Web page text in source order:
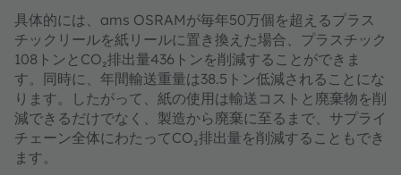
具体的には、ams OSRAMが毎年50万個を超えるプラス
チックリールを紙リールに置き換えた場合、プラスチック
108トンとCO₂排出量436トンを削減することができま
す。同時に、年間輸送重量は38.5トン低減されることにな
ります。したがって、紙の使用は輸送コストと廃棄物を削
減できるだけでなく、製造から廃棄に至るまで、サプライ
チェーン全体にわたってCO₂排出量を削減することもでき
ます。